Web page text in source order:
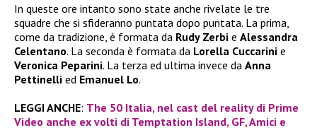
In queste ore intanto sono state anche rivelate le tre
squadre che si sfideranno puntata dopo puntata. La prima,
come da tradizione, è formata da Rudy Zerbi e Alessandra
Celentano. La seconda è formata da Lorella Cuccarini e
Veronica Peparini. La terza ed ultima invece da Anna
Pettinelli ed Emanuel Lo.
LEGGI ANCHE: The 50 Italia, nel cast del reality di Prime
Video anche ex volti di Temptation Island, GF, Amici e